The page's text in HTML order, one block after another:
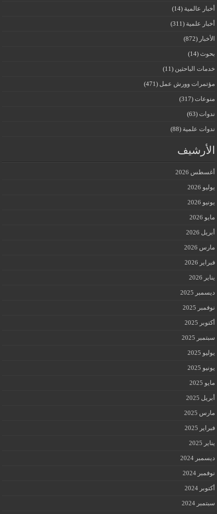
أخبار عالمية (14)
أخبار علمية (311)
الأخبار (872)
بحوث (14)
خدمات الباحثين (11)
مؤتمرات وورش عمل (471)
منوعات (317)
ندوات (63)
ندوات علمية (88)
الأرشيف
أغسطس 2026
يوليو 2026
يونيو 2026
مايو 2026
أبريل 2026
مارس 2026
فبراير 2026
يناير 2026
ديسمبر 2025
نوفمبر 2025
أكتوبر 2025
سبتمبر 2025
يوليو 2025
يونيو 2025
مايو 2025
أبريل 2025
مارس 2025
فبراير 2025
يناير 2025
ديسمبر 2024
نوفمبر 2024
أكتوبر 2024
سبتمبر 2024